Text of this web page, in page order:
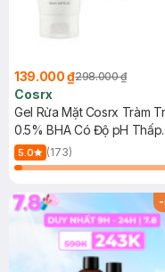
139.000 ₫298.000 ₫
Cosrx
Gel Rửa Mặt Cosrx Tràm
0.5% BHA Có Độ pH Thấp
150ml
5.0
(173)
-